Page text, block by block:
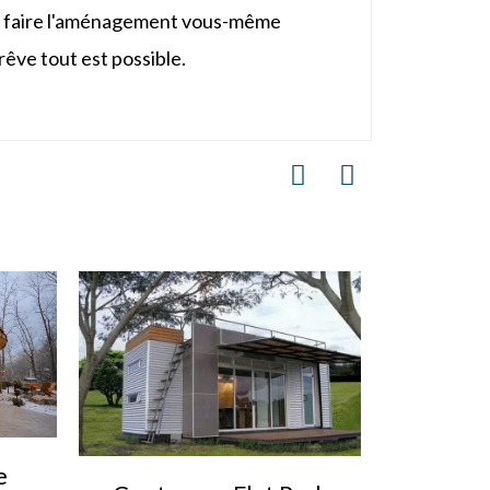
l'aménagement vous-même
tout est possible.
etc.